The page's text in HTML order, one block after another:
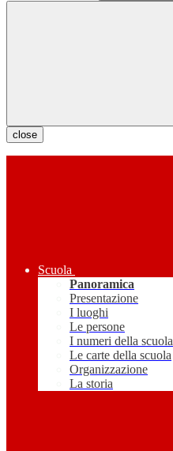
close
Scuola
Panoramica
Presentazione
I luoghi
Le persone
I numeri della scuola
Le carte della scuola
Organizzazione
La storia